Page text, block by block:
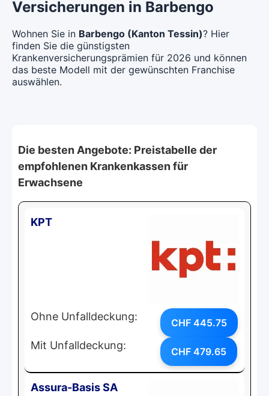
Versicherungen in Barbengo
Wohnen Sie in Barbengo (Kanton Tessin)? Hier
finden Sie die günstigsten
Krankenversicherungsprämien für 2026 und können
das beste Modell mit der gewünschten Franchise
auswählen.
Die besten Angebote: Preistabelle der
empfohlenen Krankenkassen für
Erwachsene
KPT
Ohne Unfalldeckung: CHF 445.75
Mit Unfalldeckung: CHF 479.65
Assura-Basis SA